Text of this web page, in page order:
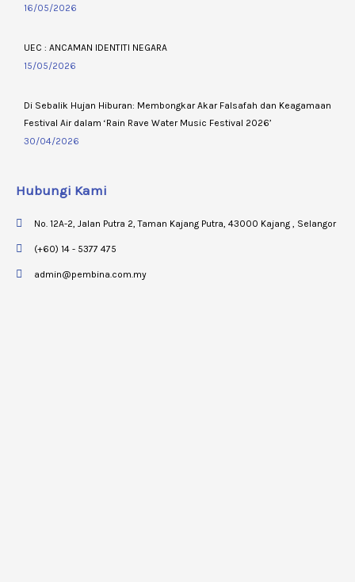
16/05/2026
UEC : ANCAMAN IDENTITI NEGARA
15/05/2026
Di Sebalik Hujan Hiburan: Membongkar Akar Falsafah dan Keagamaan
Festival Air dalam ‘Rain Rave Water Music Festival 2026’
30/04/2026
Hubungi Kami
No. 12A-2, Jalan Putra 2, Taman Kajang Putra, 43000 Kajang , Selangor
(+60) 14 - 5377 475
admin@pembina.com.my